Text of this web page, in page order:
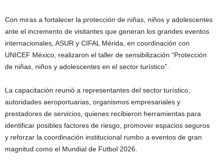
Con miras a fortalecer la protección de niñas, niños y adolescentes
ante el incremento de visitantes que generan los grandes eventos
internacionales, ASUR y CIFAL Mérida, en coordinación con
UNICEF México, realizaron el taller de sensibilización “Protección
de niñas, niños y adolescentes en el sector turístico”.
La capacitación reunió a representantes del sector turístico,
autoridades aeroportuarias, organismos empresariales y
prestadores de servicios, quienes recibieron herramientas para
identificar posibles factores de riesgo, promover espacios seguros
y reforzar la coordinación institucional rumbo a eventos de gran
magnitud como el Mundial de Futbol 2026.